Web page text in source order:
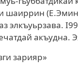
шаиррин
элкъуьрзава.
акъудна.
зарияр»